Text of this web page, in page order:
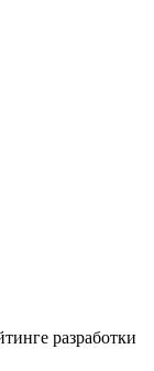
разработки